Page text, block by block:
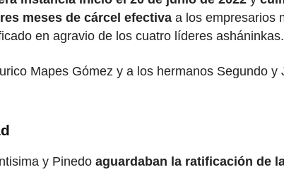
meses de cárcel efectiva a los empresarios
en agravio de los cuatro líderes asháninkas.
Mapes Gómez y a los hermanos Segundo
y Pinedo aguardaban la ratificación de